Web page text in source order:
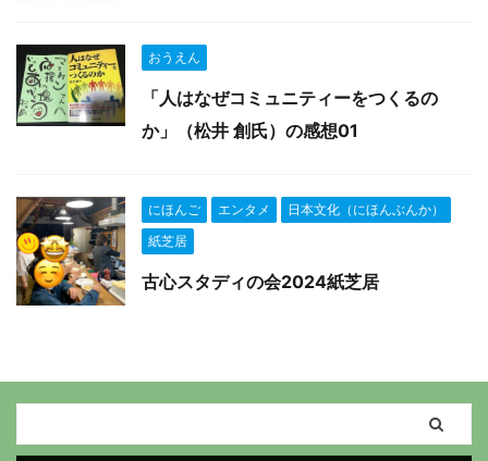
おうえん
「人はなぜコミュニティーをつくるの
か」（松井 創氏）の感想01
にほんご エンタメ
日本文化（にほんぶんか）
紙芝居
古心スタディの会2024紙芝居